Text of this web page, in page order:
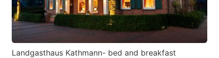
Landgasthaus Kathmann- bed and breakfast